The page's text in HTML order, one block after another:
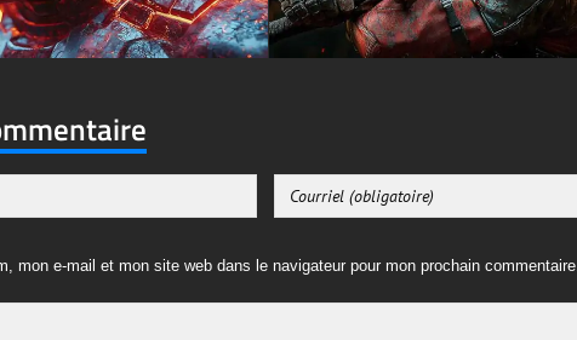
mon e-mail et mon site web dans le navigateur pour mon prochain commentaire.